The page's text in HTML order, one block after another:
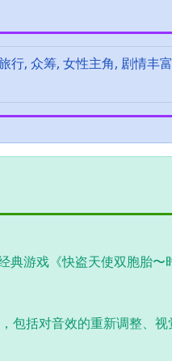
行, 众筹, 女性主角, 剧情丰
典游戏《快盗天使双胞胎〜
包括对音效的重新调整、